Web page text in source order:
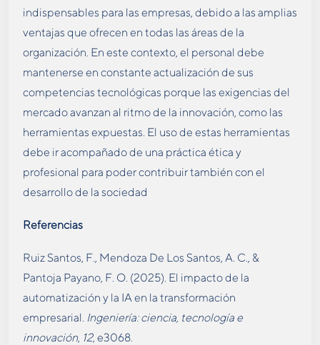
indispensables para las empresas, debido a las amplias
ventajas que ofrecen en todas las áreas de la
organización. En este contexto, el personal debe
mantenerse en constante actualización de sus
competencias tecnológicas porque las exigencias del
mercado avanzan al ritmo de la innovación, como las
herramientas expuestas. El uso de estas herramientas
debe ir acompañado de una práctica ética y
profesional para poder contribuir también con el
desarrollo de la sociedad
Referencias
Ruiz Santos, F., Mendoza De Los Santos, A. C., &
Pantoja Payano, F. O. (2025). El impacto de la
automatización y la IA en la transformación
empresarial. Ingeniería: ciencia, tecnología e
innovación 12, e3068.